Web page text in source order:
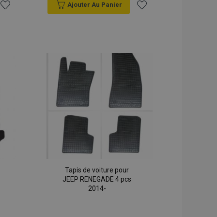
Ajouter Au Panier
liste
d'achats
Tapis de voiture pour
JEEP RENEGADE 4 pcs
2014-
navigation
une navigation
la mise en
afin
pages.
Cookie-
préférences de
matière de
la bannière de
utilisé par le
par un
d'avoir
page stockées
l'utilisateur, tels